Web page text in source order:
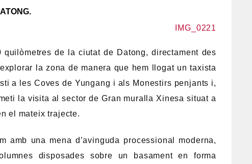
de la ciutat de Datong, directament des
la zona de manera que hem llogat un taxista
a les Coves de Yungang i als Monestirs penjants i,
la visita al sector de Gran muralla Xinesa situat a
el mateix trajecte.
amb una mena d’avinguda processional moderna,
disposades sobre un basament en forma